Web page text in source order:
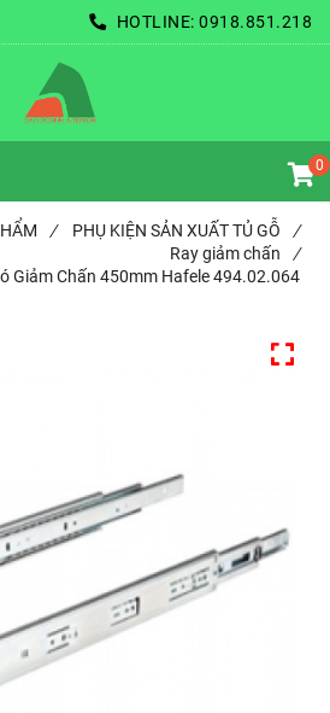
HOTLINE: 0918.851.218
0
/ PHỤ KIỆN SẢN XUẤT TỦ GỖ
/
Ray giảm chấn
/
Giảm Chấn 450mm Hafele 494.02.064